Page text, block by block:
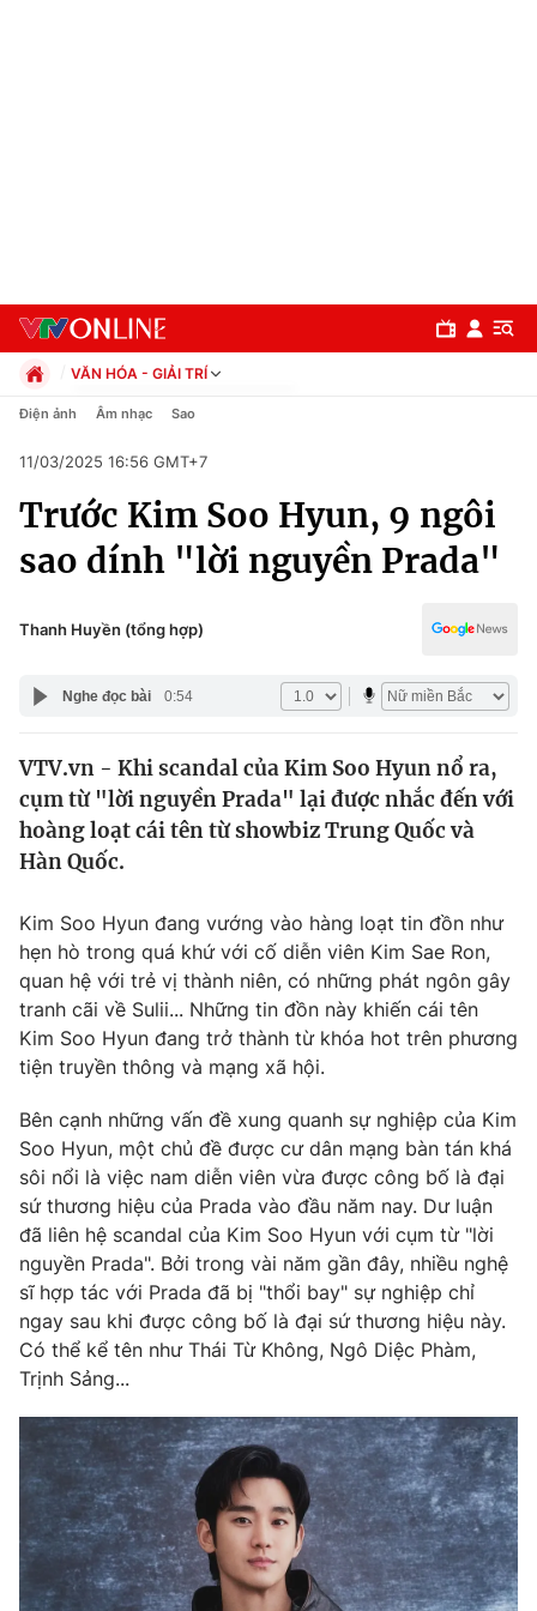
Chuyên mục
Chính trị
Pháp luật
Thế giới
Tin tức
Thế giới đó đây
Câu chuyện quốc tế
Tài chính
Thị trường
Góc doanh nghiệp
Dữ liệu và đời sống
Truyền hình
Phim VTV
Hậu trường
Nhân vật
Khán giả
Giải sao mai
Điện ảnh
Âm nhạc
Sao
Đời sống
Du lịch
Làm đẹp
Chất lượng cuộc sống
Giáo dục
Tuyển sinh
Học trực tuyến
Công nghệ
Hitech Công nghệ tương lai
Thị trường
Tư vấn
Giao lưu trực tuyến
Lịch phát sóng
Chuyên mục khác
Emagazine Podcast
VĂN HÓA - GIẢI TRÍ
Chính trị
Pháp luật
Kinh tế
Thể thao
Truyền hình
Y tế
Công nghệ
Điện ảnh Âm nhạc Sao
11/03/2025 16:56 GMT+7
Trước Kim Soo Hyun, 9 ngôi
sao dính "lời nguyền Prada"
Thanh Huyền (tổng hợp)
Nghe đọc bài 0:54
VTV.vn - Khi scandal của Kim Soo Hyun nổ ra,
cụm từ "lời nguyền Prada" lại được nhắc đến với
hoàng loạt cái tên từ showbiz Trung Quốc và
Hàn Quốc.
Kim Soo Hyun đang vướng vào hàng loạt tin đồn như
hẹn hò trong quá khứ với cố diễn viên Kim Sae Ron,
quan hệ với trẻ vị thành niên, có những phát ngôn gây
tranh cãi về Sulii... Những tin đồn này khiến cái tên
Kim Soo Hyun đang trở thành từ khóa hot trên phương
tiện truyền thông và mạng xã hội.
Bên cạnh những vấn đề xung quanh sự nghiệp của Kim
Soo Hyun, một chủ đề được cư dân mạng bàn tán khá
sôi nổi là việc nam diễn viên vừa được công bố là đại
sứ thương hiệu của Prada vào đầu năm nay. Dư luận
đã liên hệ scandal của Kim Soo Hyun với cụm từ "lời
nguyền Prada". Bởi trong vài năm gần đây, nhiều nghệ
sĩ hợp tác với Prada đã bị "thổi bay" sự nghiệp chỉ
ngay sau khi được công bố là đại sứ thương hiệu này.
Có thể kể tên như Thái Từ Không, Ngô Diệc Phàm,
Trịnh Sảng...